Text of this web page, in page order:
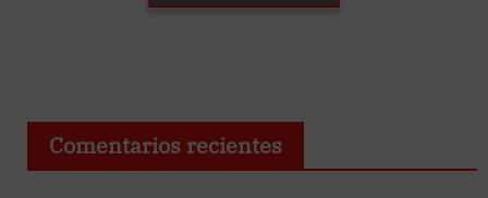
Comentarios recientes